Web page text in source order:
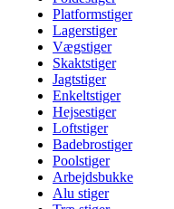
Platformstiger
Lagerstiger
Vægstiger
Skaktstiger
Jagtstiger
Enkeltstiger
Hejsestiger
Loftstiger
Badebrostiger
Poolstiger
Arbejdsbukke
Alu stiger